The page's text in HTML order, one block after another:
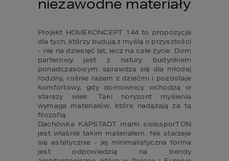
Projekt HOMEKONCEPT 144 to propozycja
dla tych, którzy budują z myślą o przyszłości
- nie na dziesięć lat, lecz na całe życie. Dom
parterowy jest z natury budynkiem
ponadczasowym: sprawdza się dla młodej
rodziny, rośnie razem z dziećmi i pozostaje
komfortowy, gdy domownicy wchodzą w
starszy wiek. Taki horyzont myślenia
wymaga materiałów, które nadążają za tą
filozofią.
Dachówka KAPSTADT marki swissporTON
jest właśnie takim materiałem. Nie starzeje
się estetycznie - jej minimalistyczna forma
jest odpowiedzią na trendy